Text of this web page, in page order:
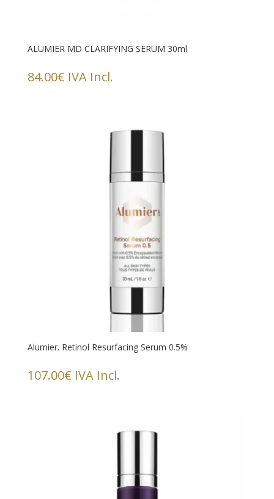
ALUMIER MD CLARIFYING SERUM 30ml
84.00€ IVA Incl.
Alumier. Retinol Resurfacing Serum 0.5%
107.00€ IVA Incl.